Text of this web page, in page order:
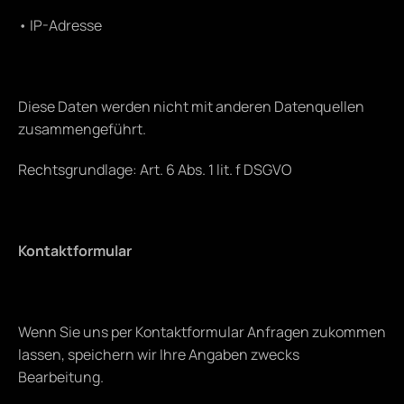
• IP-Adresse
Diese Daten werden nicht mit anderen Datenquellen
zusammengeführt.
Rechtsgrundlage: Art. 6 Abs. 1 lit. f DSGVO
Kontaktformular
Wenn Sie uns per Kontaktformular Anfragen zukommen
lassen, speichern wir Ihre Angaben zwecks
Bearbeitung.